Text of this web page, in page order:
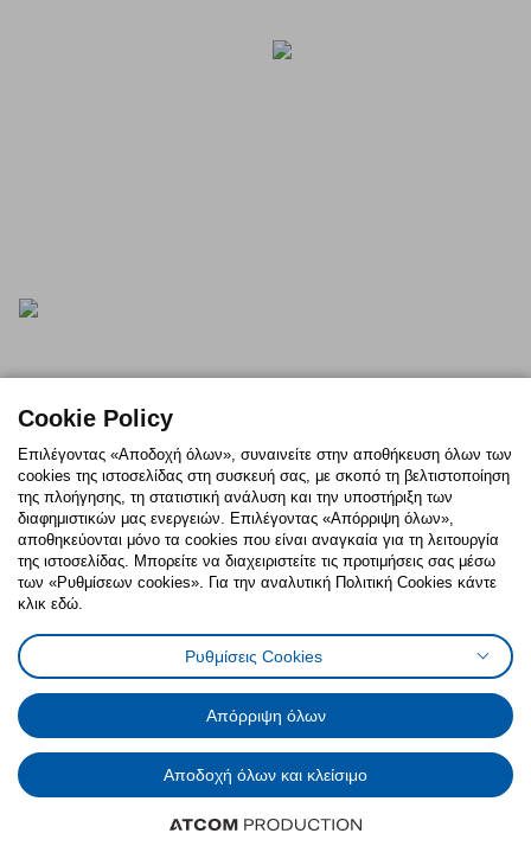
Cookie Policy
Επιλέγοντας «Αποδοχή όλων», συναινείτε στην αποθήκευση όλων των
cookies της ιστοσελίδας στη συσκευή σας, με σκοπό τη βελτιστοποίηση
της πλοήγησης, τη στατιστική ανάλυση και την υποστήριξη των
διαφημιστικών μας ενεργειών. Επιλέγοντας «Απόρριψη όλων»,
αποθηκεύονται μόνο τα cookies που είναι αναγκαία για τη λειτουργία
της ιστοσελίδας. Μπορείτε να διαχειριστείτε τις προτιμήσεις σας μέσω
των «Ρυθμίσεων cookies». Για την αναλυτική Πολιτική Cookies κάντε
κλικ εδώ.
Ρυθμίσεις Cookies
Απόρριψη όλων
Αποδοχή όλων και κλείσιμο